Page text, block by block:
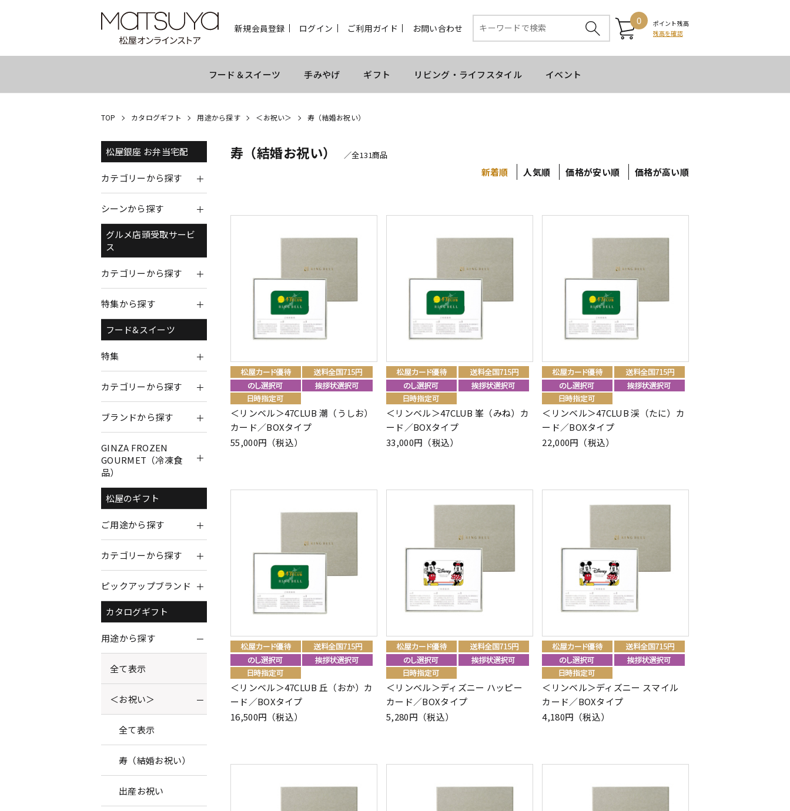
新規会員登録 ログイン ご利用ガイド お問い合わせ
0
ポイント残高
残高を確認
フード＆スイーツ 手みやげ ギフト リビング・ライフスタイル イベント
TOP カタログギフト 用途から探す ＜お祝い＞ 寿（結婚お祝い）
松屋銀座 お弁当宅配
カテゴリーから探す
シーンから探す
グルメ店頭受取サービ
ス
カテゴリーから探す
特集から探す
フード&スイーツ
特集
カテゴリーから探す
ブランドから探す
GINZA FROZEN
GOURMET（冷凍食
品）
松屋のギフト
ご用途から探す
カテゴリーから探す
ピックアップブランド
カタログギフト
用途から探す
全て表示
＜お祝い＞
全て表示
寿（結婚お祝い）
出産お祝い
寿（結婚お祝い） ／全131商品
新着順 人気順 価格が安い順 価格が高い順
＜リンベル＞47CLUB 潮（うしお）
カード／BOXタイプ
55,000円（税込）
＜リンベル＞47CLUB 峯（みね）カ
ード／BOXタイプ
33,000円（税込）
＜リンベル＞47CLUB 渓（たに）カ
ード／BOXタイプ
22,000円（税込）
＜リンベル＞47CLUB 丘（おか）カ
ード／BOXタイプ
16,500円（税込）
＜リンベル＞ディズニー ハッピー
カード／BOXタイプ
5,280円（税込）
＜リンベル＞ディズニー スマイル
カード／BOXタイプ
4,180円（税込）